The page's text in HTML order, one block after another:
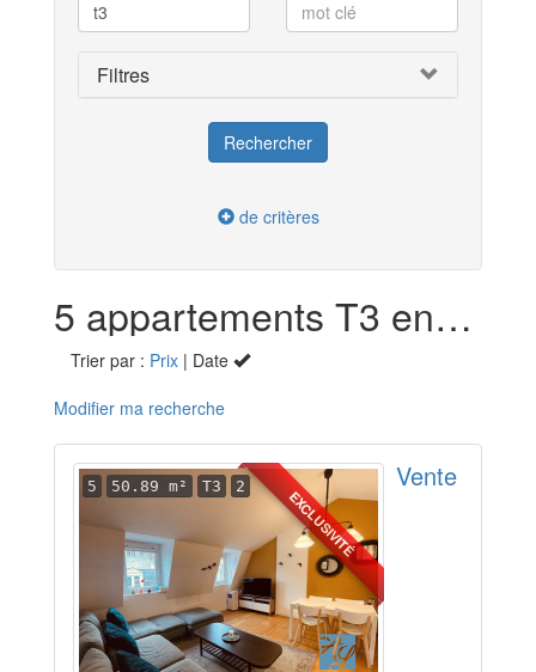
Filtres
de critères
5 appartements T3 en vente dans l'agence Anne LEFEBVRE Immobilier
Trier par : Prix | Date
Modifier ma recherche
EXCLUSIVITÉ
5 50.89 m² T3 2 Vente